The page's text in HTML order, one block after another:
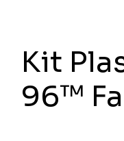
Kit
96™